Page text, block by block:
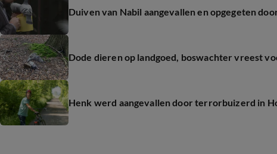
Duiven van Nabil aangevallen en opgegeten
Dode dieren op landgoed, boswachter vreest
Henk werd aangevallen door terrorbuizerd in